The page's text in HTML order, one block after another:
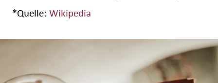
*Quelle: Wikipedia